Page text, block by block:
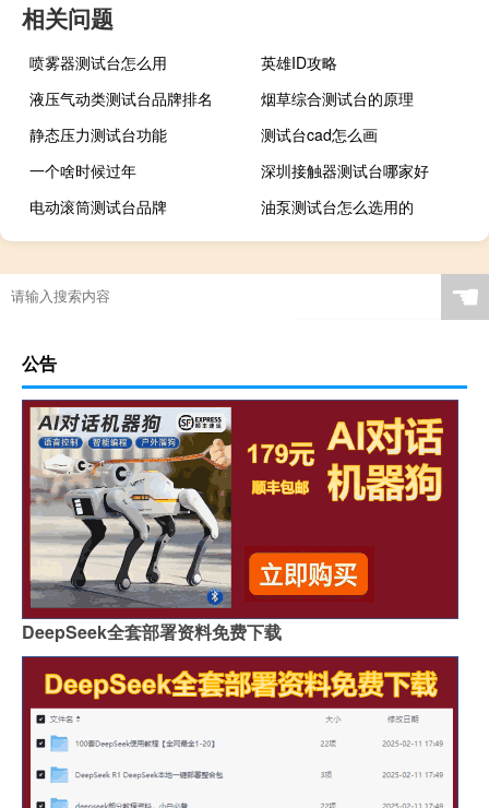
相关问题
喷雾器测试台怎么用
英雄ID攻略
液压气动类测试台品牌排名
烟草综合测试台的原理
静态压力测试台功能
测试台cad怎么画
一个啥时候过年
深圳接触器测试台哪家好
电动滚筒测试台品牌
油泵测试台怎么选用的
☚
公告
DeepSeek全套部署资料免费下载